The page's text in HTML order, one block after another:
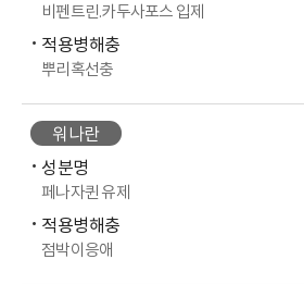
비펜트린.카두사포스 입제
적용병해충
뿌리혹선충
워나란
성분명
페나자퀸 유제
적용병해충
점박이응애